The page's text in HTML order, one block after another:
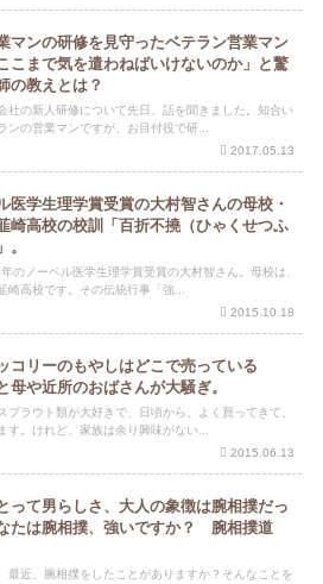
マンの研修を見守ったベテラン営業マン
こまで気を遣わねばいけないのか」と驚
の教えとは？
社の新人研修について先日、話を聞きました。知合い
ンの営業マンですが、お目付役で研...
2017.05.13
医学生理学賞受賞の大村智さんの母校・
崎高校の校訓「百折不撓（ひゃくせつふ
。
のノーベル医学生理学賞受賞の大村智さん。母校は、
崎高校です。その伝統行事「強...
2015.10.18
コリーのもやしはどこで売っている
母や近所のおばさんが大騒ぎ。
プラウト類が大好きで、日頃から、よく買ってきて、
す。けれど、家族は余り興味がない...
2015.06.13
って男らしさ、大人の象徴は腕相撲だっ
たは腕相撲、強いですか？ 腕相撲道
最近、腕相撲をしたことがありますか？そんなことを